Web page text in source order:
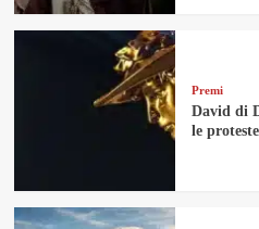
Premi
David di
le